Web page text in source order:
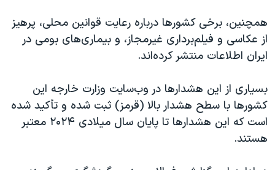
صفحه‌های ویژه
سفر پرزیدنت ترامپ به چین
همچنین، برخی کشورها درباره رعایت قوانین محلی، پرهیز
از عکاسی و فیلم‌برداری غیرمجاز، و بیماری‌های بومی در
ایران اطلاعات منتشر کرده‌اند.
بسیاری از این هشدارها در وب‌سایت وزارت خارجه این
کشورها با سطح هشدار بالا (قرمز) ثبت شده و تأکید شده
است که این هشدارها تا پایان سال میلادی ۲۰۲۴ معتبر
هستند.